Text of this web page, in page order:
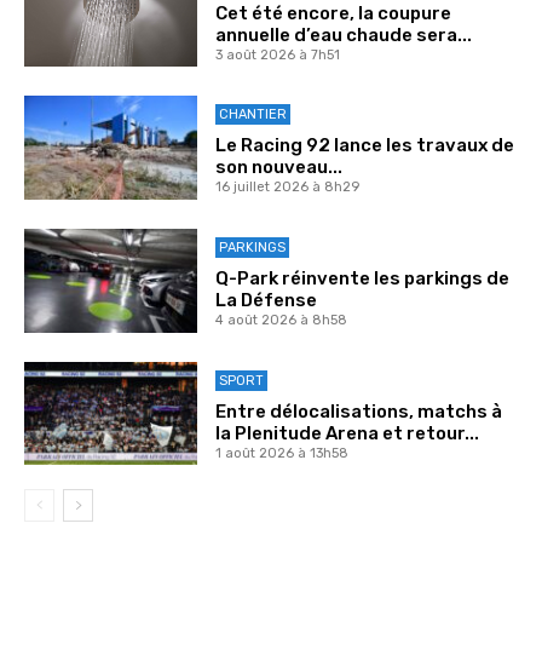
Cet été encore, la coupure
annuelle d’eau chaude sera...
3 août 2026 à 7h51
CHANTIER
Le Racing 92 lance les travaux de
son nouveau...
16 juillet 2026 à 8h29
PARKINGS
Q-Park réinvente les parkings de
La Défense
4 août 2026 à 8h58
SPORT
Entre délocalisations, matchs à
la Plenitude Arena et retour...
1 août 2026 à 13h58